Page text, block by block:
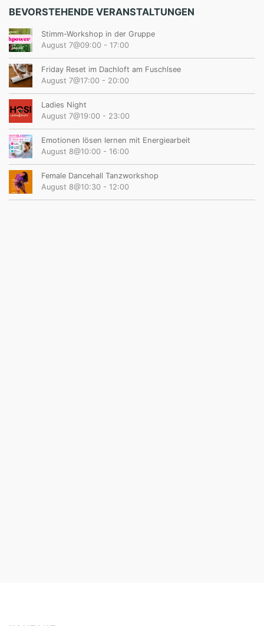
BEVORSTEHENDE VERANSTALTUNGEN
Stimm-Workshop in der Gruppe
August 7@09:00 - 17:00
Friday Reset im Dachloft am Fuschlsee
August 7@17:00 - 20:00
Ladies Night
August 7@19:00 - 23:00
Emotionen lösen lernen mit Energiearbeit
August 8@10:00 - 16:00
Female Dancehall Tanzworkshop
August 8@10:30 - 12:00